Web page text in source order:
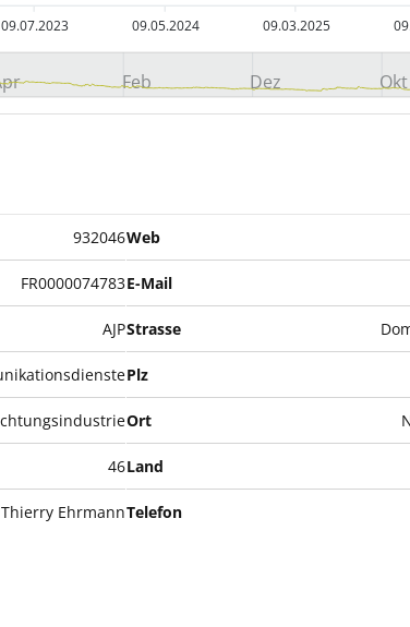
09.07.2023 09.05.2024 09.03.2025
Feb Dez Okt
932046
FR0000074783
AJP
46
Ehrmann
Web
E-Mail
Strasse
Plz
Ort
Land
Telefon